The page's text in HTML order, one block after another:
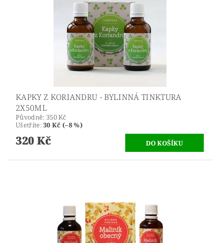
KAPKY Z KORIANDRU - BYLINNÁ TINKTURA
2X50ML
Původně: 350 Kč
Ušetříte:30 Kč (–8 %)
320 Kč